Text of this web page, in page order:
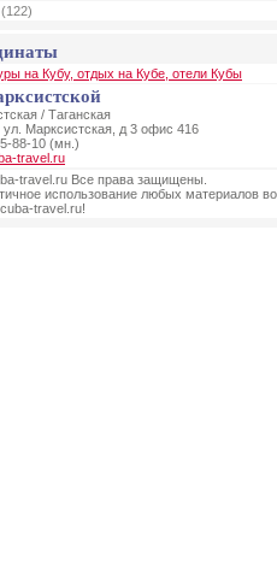
(122)
на Кубу, отдых на Кубе, отели Кубы
/ Таганская
ул. Марксистская, д 3 офис 416
88-10 (мн.)
travel.ru
travel.ru Все права защищены.
использование любых материалов
travel.ru!